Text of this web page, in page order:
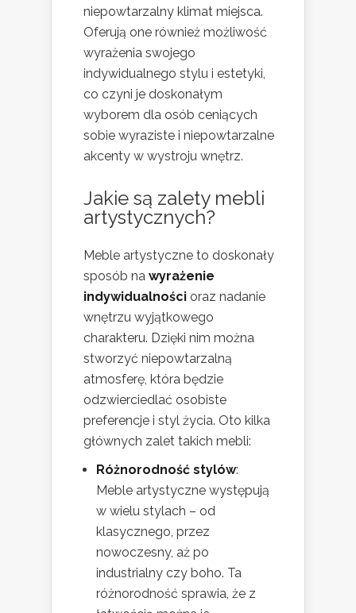
niepowtarzalny klimat miejsca.
Oferują one również możliwość
wyrażenia swojego
indywidualnego stylu i estetyki,
co czyni je doskonałym
wyborem dla osób ceniących
sobie wyraziste i niepowtarzalne
akcenty w wystroju wnętrz.
Jakie są zalety mebli
artystycznych?
Meble artystyczne to doskonały
sposób na wyrażenie
indywidualności oraz nadanie
wnętrzu wyjątkowego
charakteru. Dzięki nim można
stworzyć niepowtarzalną
atmosferę, która będzie
odzwierciedlać osobiste
preferencje i styl życia. Oto kilka
głównych zalet takich mebli:
Różnorodność stylów:
Meble artystyczne występują
w wielu stylach – od
klasycznego, przez
nowoczesny, aż po
industrialny czy boho. Ta
różnorodność sprawia, że z